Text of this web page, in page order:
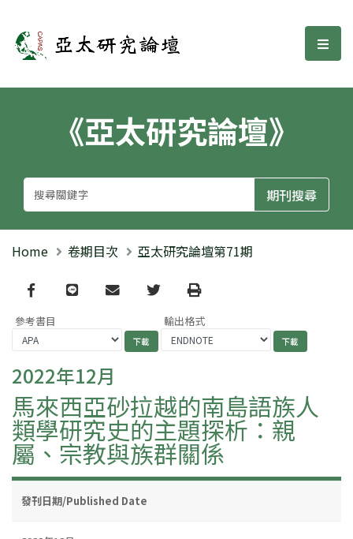
亞太研究論壇 選
《亞太研究論壇》
Home 卷期目次 亞太研究論壇第71期
Facebook
line email TwitterPrint
參考書目 輸出格式
2022年12月
馬來西亞砂拉越的南島語族人
類學研究史的主題探析：親
屬、宗教與族群關係
發刊日期/Published Date